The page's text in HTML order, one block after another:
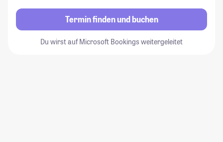
Termin finden und buchen
Du wirst auf Microsoft Bookings weitergeleitet